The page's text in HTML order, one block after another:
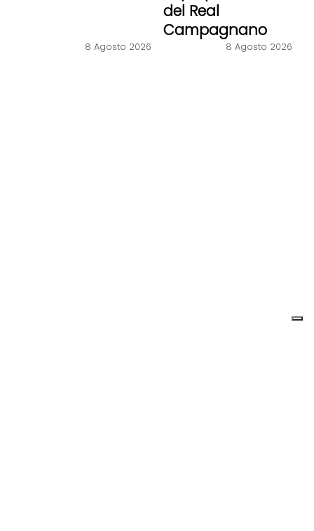
8 Agosto 2026
del Real
Campagnano
8 Agosto 2026